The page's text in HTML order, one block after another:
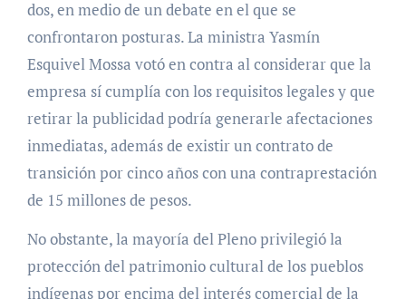
dos, en medio de un debate en el que se
confrontaron posturas. La ministra Yasmín
Esquivel Mossa votó en contra al considerar que la
empresa sí cumplía con los requisitos legales y que
retirar la publicidad podría generarle afectaciones
inmediatas, además de existir un contrato de
transición por cinco años con una contraprestación
de 15 millones de pesos.
No obstante, la mayoría del Pleno privilegió la
protección del patrimonio cultural de los pueblos
indígenas por encima del interés comercial de la